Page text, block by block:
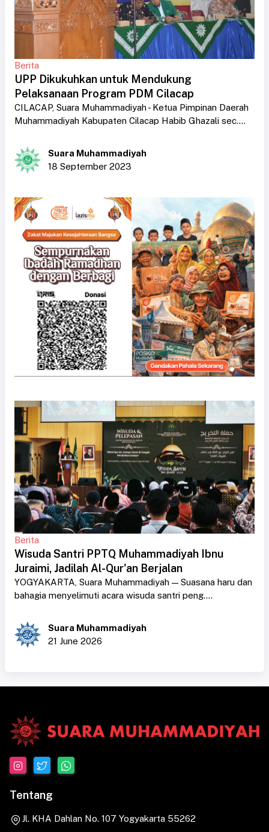
Berita
UPP Dikukuhkan untuk Mendukung
Pelaksanaan Program PDM Cilacap
CILACAP, Suara Muhammadiyah - Ketua Pimpinan Daerah
Muhammadiyah Kabupaten Cilacap Habib Ghazali sec....
Suara Muhammadiyah
18 September 2023
Berita
Wisuda Santri PPTQ Muhammadiyah Ibnu
Juraimi, Jadilah Al-Qur'an Berjalan
YOGYAKARTA, Suara Muhammadiyah — Suasana haru dan
bahagia menyelimuti acara wisuda santri peng....
Suara Muhammadiyah
21 June 2026
Tentang
Jl. KHA Dahlan No. 107 Yogyakarta 55262